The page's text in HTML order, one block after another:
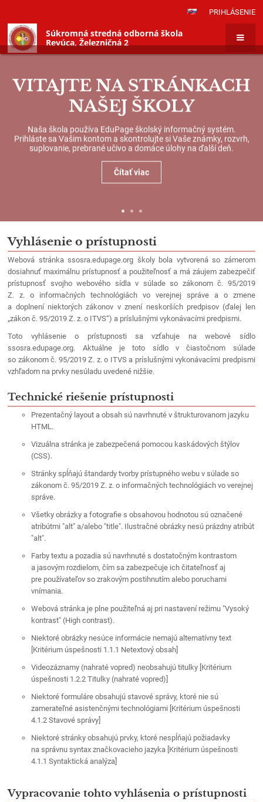
PRIHLÁSENIE
Súkromná stredná odborná škola
Revúca, Železničná 2
VITAJTE NA STRÁNKACH
NAŠEJ ŠKOLY
Naša škola používa EduPage školský informačný systém.
Prihláste sa Vašim kontom a skontrolujte si Vaše známky, rozvrh,
suplovanie, prebrané učivo a domáce úlohy na ďalší deň.
Čítať viac
Vyhlásenie
o
prístupnosti
|
Súkromná
stredná
odborná
škola
Revúca
Vyhlásenie
o
prístupnosti
Vyhlásenie o prístupnosti
Webová stránka ssosra.edupage.org školy bola vytvorená so zámerom
dosiahnuť maximálnu prístupnosť a použiteľnosť a má záujem zabezpečiť
prístupnosť svojho webového sídla v súlade so zákonom č. 95/2019
Z. z. o informačných technológiách vo verejnej správe a o zmene
a doplnení niektorých zákonov v znení neskorších predpisov (ďalej len
„zákon č. 95/2019 Z. z. o ITVS“) a príslušnými vykonávacími predpismi.
Toto vyhlásenie o prístupnosti sa vzťahuje na webové sídlo
ssosra.edupage.org. Aktuálne je toto sídlo v čiastočnom súlade
so zákonom č. 95/2019 Z. z. o ITVS a príslušnými vykonávacími predpismi
vzhľadom na prvky nesúladu uvedené nižšie.
Technické riešenie prístupnosti
Prezentačný layout a obsah sú navrhnuté v štrukturovanom jazyku
HTML.
Vizuálna stránka je zabezpečená pomocou kaskádových štýlov
(CSS).
Stránky spĺňajú štandardy tvorby prístupného webu v súladeso
zákonom č. 95/2019 Z. z. o informačných technológiách vo verejnej
správe.
Všetky obrázky a fotografie s obsahovou hodnotou sú označené
atribútmi "alt" a/alebo "title". Ilustračné obrázky nesú prázdny atribút
"alt".
Farby textu a pozadia sú navrhnuté s dostatočným kontrastom
a jasovým rozdielom, čím sa zabezpečuje ich čitateľnosť aj
pre používateľov so zrakovým postihnutím alebo poruchami
vnímania.
Webová stránka je plne použiteľná aj pri nastavení režimu "Vysoký
kontrast" (High contrast).
Niektoré obrázky nesúce informácie nemajú alternatívny text
[Kritérium úspešnosti 1.1.1 Netextový obsah]
Videozáznamy (nahraté vopred) neobsahujú titulky [Kritérium
úspešnosti 1.2.2 Titulky (nahraté vopred)]
Niektoré formuláre obsahujú stavové správy, ktoré nie sú
zamerateľné asistenčnými technológiami [Kritérium úspešnosti
4.1.2 Stavové správy]
Niektoré stránky obsahujú prvky, ktoré nespĺňajú požiadavky
na správnu syntax značkovacieho jazyka [Kritérium úspešnosti
4.1.1 Syntaktická analýza]
Vypracovanie tohto vyhlásenia o prístupnosti